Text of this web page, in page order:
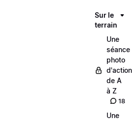
Sur le
terrain
Une
séance
photo
d'action
de A
à Z
18
Une